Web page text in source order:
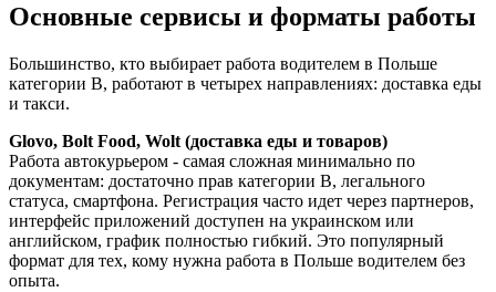
Основные сервисы и форматы работы
Большинство, кто выбирает работа водителем в Польше
категории B, работают в четырех направлениях: доставка еды
и такси.
Glovo, Bolt Food, Wolt (доставка еды и товаров)
Работа автокурьером - самая сложная минимально по
документам: достаточно прав категории B, легального
статуса, смартфона. Регистрация часто идет через партнеров,
интерфейс приложений доступен на украинском или
английском, график полностью гибкий. Это популярный
формат для тех, кому нужна работа в Польше водителем без
опыта.